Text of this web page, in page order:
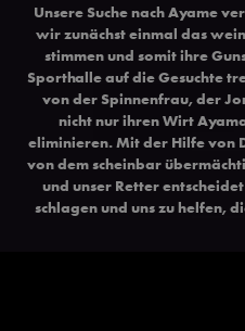
Unsere Suche nach Ayame
wir zunächst einmal das
stimmen und somit ihre
Sporthalle auf die Gesuchte
von der Spinnenfrau, der
nicht nur ihren Wirt
eliminieren. Mit der Hilfe von
von dem scheinbar
und unser Retter
schlagen und uns zu helfen,